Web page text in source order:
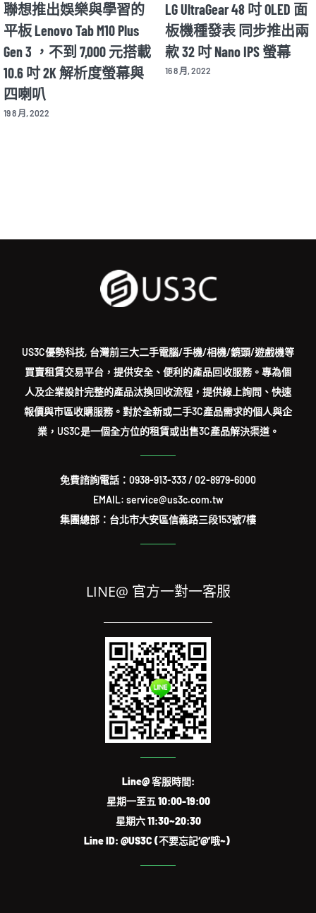
OLED 面
推出兩
螢幕
Motorola Razr 2022 年款將
在 8/11 公布細節 並同步
揭曉新款 X30 Pro 旗艦手
機
華碩推出全
動色彩校正
OLED 螢幕
買賣租賃交易平台，提供安全、便利的產品回收服務。專為個
人及企業設計完整的產品汰換回收流程，提供線上詢問、快速
報價與市區收購服務。對於全新或二手3C產品需求的個人與企
業，US3C是一個全方位的租賃或出售3C產品解決渠道。
EMAIL: service@us3c.com.tw
集團總部：台北市大安區信義路三段153號7樓
星期一至五 10:00-19:00
星期六 11:30~20:30
Line ID: @US3C (不要忘記‘@’哦~)